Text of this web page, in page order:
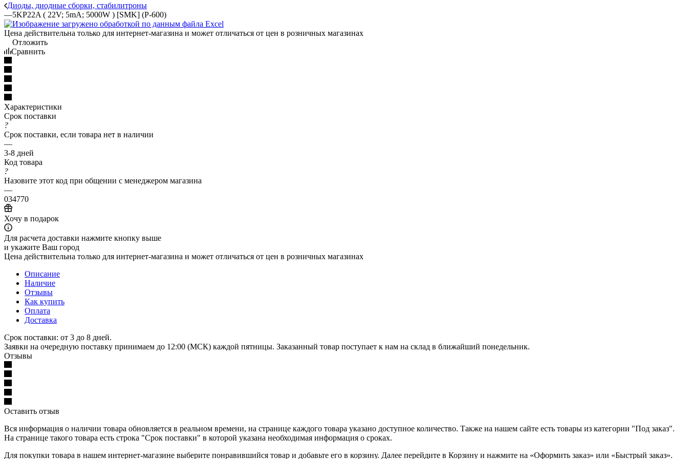
Диоды, диодные сборки, стабилитроны
—5KP22A ( 22V; 5mA; 5000W ) [SMK] (P-600)
Цена действительна только для интернет-магазина и может отличаться от цен в розничных магазинах
Отложить
Сравнить
Характеристики
Срок поставки
?
Срок поставки, если товара нет в наличии
—
3-8 дней
Код товара
?
Назовите этот код при общении с менеджером магазина
—
034770
Хочу в подарок
Для расчета доставки нажмите кнопку выше
и укажите Ваш город
Цена действительна только для интернет-магазина и может отличаться от цен в розничных магазинах
Описание
Наличие
Отзывы
Как купить
Оплата
Доставка
Срок поставки: от 3 до 8 дней.
Заявки на очередную поставку принимаем до 12:00 (МСК) каждой пятницы. Заказанный товар поступает к нам на склад в ближайший понедельник.
Отзывы
Оставить отзыв
Вся информация о наличии товара обновляется в реальном времени, на странице каждого товара указано доступное количество. Также на нашем сайте есть товары из категории "Под заказ".
На странице такого товара есть строка "Срок поставки" в которой указана необходимая информация о сроках.
Для покупки товара в нашем интернет-магазине выберите понравившийся товар и добавьте его в корзину. Далее перейдите в Корзину и нажмите на «Оформить заказ» или «Быстрый заказ».